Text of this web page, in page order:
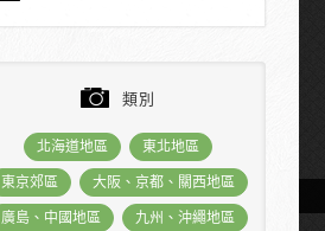
類別
北海道地區 東北地區
東京郊區 大阪、京都、關西地區
廣島、中國地區 九州、沖繩地區